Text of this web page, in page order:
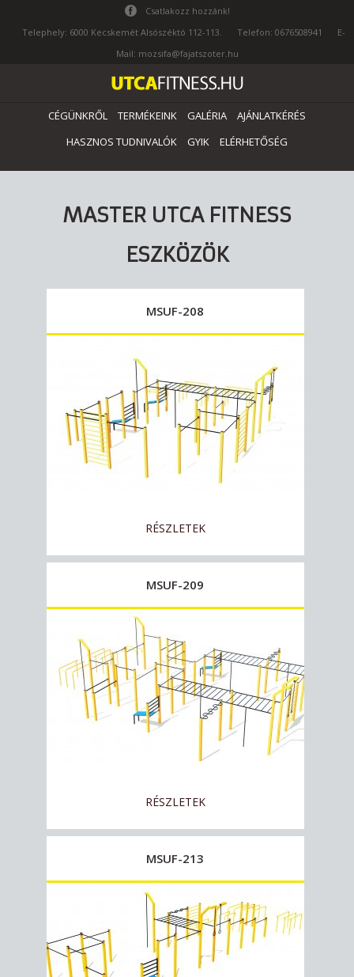
Csatlakozz hozzánk!
Telephely: 6000 Kecskemét Alsószéktó 112-113.
Telefon: 0676508941
E-
Mail: mozsifa@fajatszoter.hu
CÉGÜNKRŐL TERMÉKEINK GALÉRIA
AJÁNLATKÉRÉS
HASZNOS TUDNIVALÓK
GYIK ELÉRHETŐSÉG
MASTER UTCA FITNESS
ESZKÖZÖK
MSUF-208
RÉSZLETEK
MSUF-209
RÉSZLETEK
MSUF-213